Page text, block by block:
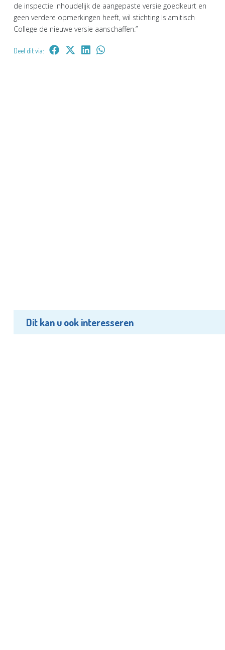
de inspectie inhoudelijk de aangepaste versie goedkeurt en
geen verdere opmerkingen heeft, wil stichting Islamitisch
College de nieuwe versie aanschaffen.”
Deel dit via:
Dit kan u ook interesseren